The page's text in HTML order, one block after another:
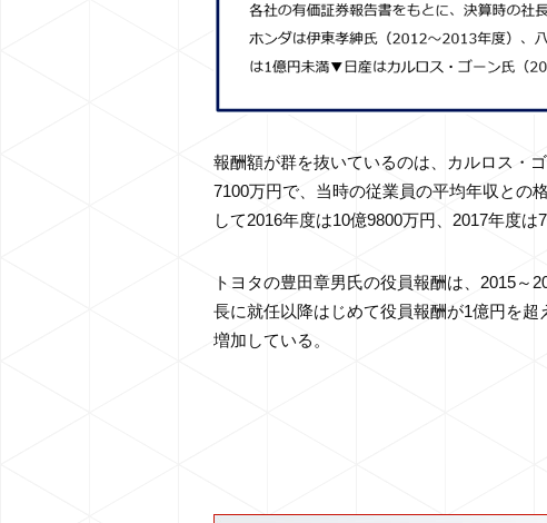
報酬額が群を抜いているのは、カルロス・
7100万円で、当時の従業員の平均年収との
して2016年度は10億9800万円、2017年度
トヨタの豊田章男氏の役員報酬は、2015～
長に就任以降はじめて役員報酬が1億円を
増加している。